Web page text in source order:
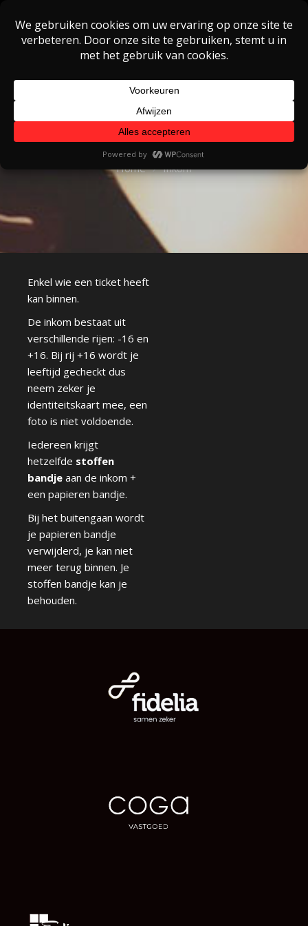
content
Inkom
Home Inkom
Enkel wie een ticket heeft
kan binnen.
De inkom bestaat uit
verschillende rijen: -16 en
+16. Bij rij +16 wordt je
leeftijd gecheckt dus
neem zeker je
identiteitskaart mee, een
foto is niet voldoende.
Iedereen krijgt
hetzelfde stoffen
bandje aan de inkom +
een papieren bandje.
Bij het buitengaan wordt
je papieren bandje
verwijderd, je kan niet
meer terug binnen. Je
stoffen bandje kan je
behouden.